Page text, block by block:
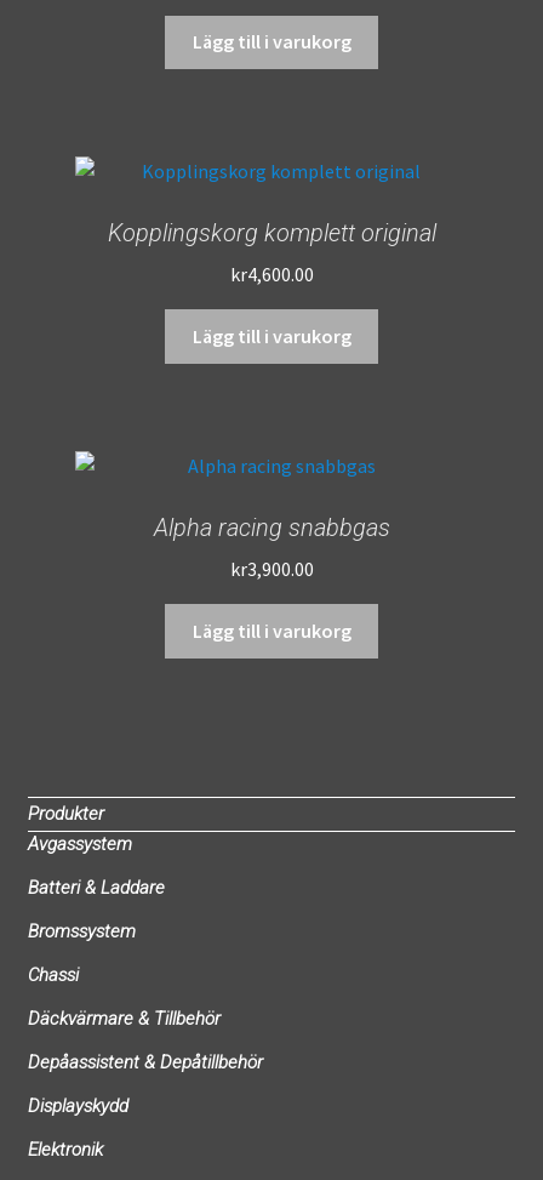
Lägg till i varukorg
Kopplingskorg komplett original
kr4,600.00
Lägg till i varukorg
Alpha racing snabbgas
kr3,900.00
Lägg till i varukorg
Produkter
Avgassystem
Batteri & Laddare
Bromssystem
Chassi
Däckvärmare & Tillbehör
Depåassistent & Depåtillbehör
Displayskydd
Elektronik